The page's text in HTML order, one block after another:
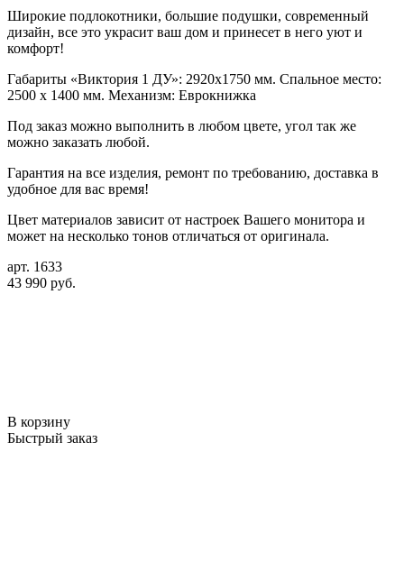
Широкие подлокотники, большие подушки, современный
дизайн, все это украсит ваш дом и принесет в него уют и
комфорт!
Габариты «Виктория 1 ДУ»: 2920х1750 мм. Спальное место:
2500 х 1400 мм. Механизм: Еврокнижка
Под заказ можно выполнить в любом цвете, угол так же
можно заказать любой.
Гарантия на все изделия, ремонт по требованию, доставка в
удобное для вас время!
Цвет материалов зависит от настроек Вашего монитора и
может на несколько тонов отличаться от оригинала.
арт. 1633
43 990 руб.
В корзину
Быстрый заказ